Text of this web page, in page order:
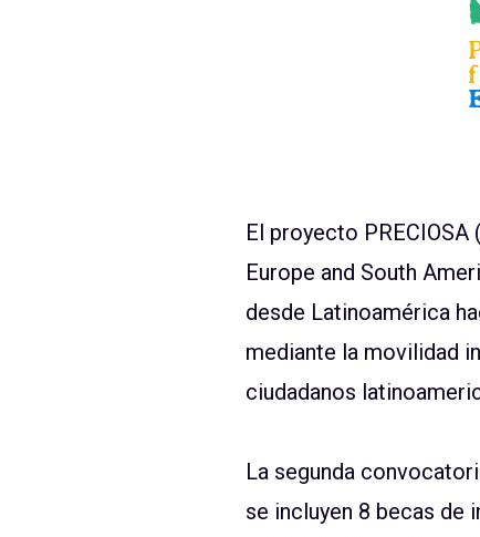
El proyecto
Europe and South
desde Latinoamérica
mediante la movilidad
ciudadanos
La segunda
se incluyen 8 becas de